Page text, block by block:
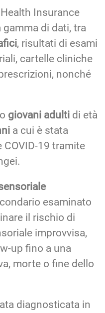
Insurance
gamma di dati, tra
, risultati di esami
cartelle cliniche
nonché
giovani adulti di età
a cui è stata
COVID-19 tramite
esaminato
il rischio di
improvvisa,
up fino a una
morte o fine dello
diagnosticata in